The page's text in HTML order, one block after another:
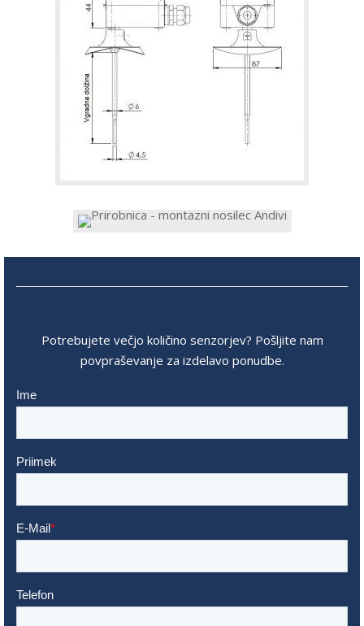
Potrebujete večjo količino senzorjev? Pošljite nam
povpraševanje za izdelavo ponudbe.